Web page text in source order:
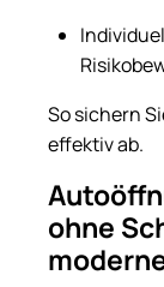
So sichern
effektiv ab.
ohne